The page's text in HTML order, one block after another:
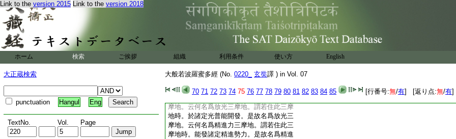
Link to the version 2015 Link to the version 2018
ホーム 検索 ご挨拶 組織 利用条件 使い方 English
大正蔵検索
punctuation Hangul Eng
TextNo. Vol. Page
大般若波羅蜜多經 (No. 0220_ 玄奘譯 ) in Vol. 07
70 71 72 73 74 75 76 77 78 79 80 81 82 83 84 85 [行番号:無/有] [返り点:無/有]
相三摩地。謂若住此三摩地時。能決定持諸
定幢相。是故名爲決定幢相三摩地。云何名
爲金剛喩三摩地。謂若住此三摩地時。能摧
諸定非彼所伏。是故名爲金剛喩三摩地。云
何名爲入法印三摩地。謂若住此三摩地時。
普能證入一切法印。是故名爲入法印三摩
地。云何名爲放光無忘失三摩地。謂若住此
三摩地時。放勝定光照有情類。令彼憶念曾
所受法。是故名爲放光無忘失三摩地。云何
名爲善立定王三摩地。謂若住此三摩地時。
摩地。云何名爲放光三摩地。謂若住此三摩
地時。於諸定光普能開發。是故名爲放光三
摩地。云何名爲精進力三摩地。謂若住此三
摩地時。能發諸定精進勢力。是故名爲精進